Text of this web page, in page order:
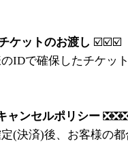
ケットのお渡し ☑️☑️☑️
IDで確保したチケッ
ャンセルポリシー
(決済)後、お客様の